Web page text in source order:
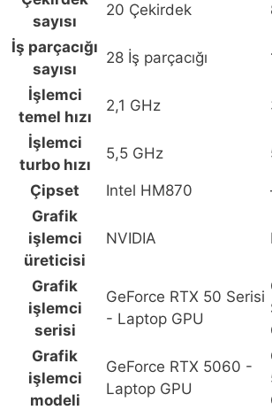
Full
144Hz
IPS
FreeDos
Gaming
Laptop
(83JG00BMTR)
karşılaştırma
tablosu
sayısı
20 Çekirdek
İş parçacığı
sayısı
28 İş parçacığı
İşlemci
temel hızı
2,1 GHz
İşlemci
turbo hızı
5,5 GHz
Çipset Intel HM870
Grafik
işlemci
üreticisi
NVIDIA
Grafik
işlemci
serisi
GeForce RTX 50 Serisi
- Laptop GPU
Grafik
işlemci
modeli
GeForce RTX 5060 -
Laptop GPU